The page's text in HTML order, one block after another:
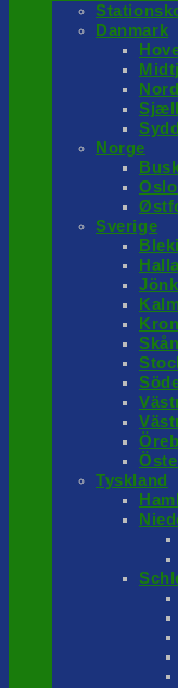
Danmark
Norge
Sverige
Tyskland